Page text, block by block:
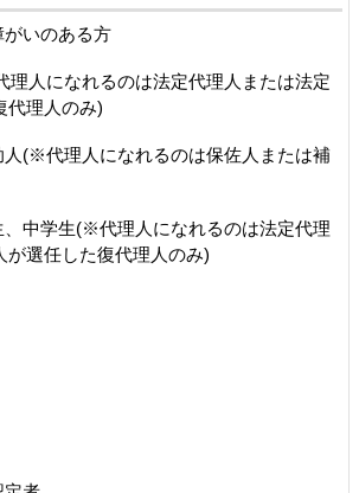
いのある方
理人になれるのは法定代理人または法定
代理人のみ)
人(※代理人になれるのは保佐人または補
中学生(※代理人になれるのは法定代理
が選任した復代理人のみ)